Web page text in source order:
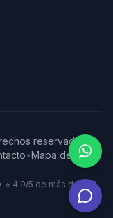
reservados.
•Mapa del Sitio
⭐ 4.9/5 de más de 500